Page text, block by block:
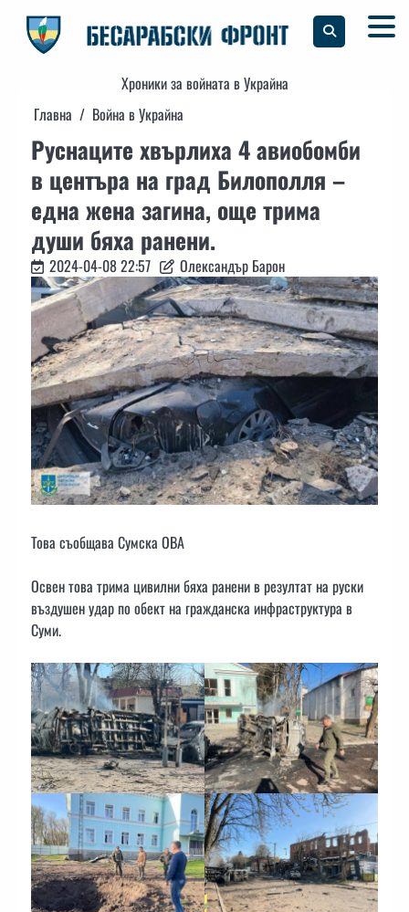
content
Хроники за войната в Украйна
Главна
Война в Украйна
Руснаците хвърлиха 4 авиобомби
в центъра на град Билополля –
една жена загина, още трима
души бяха ранени.
2024-04-08 22:57 Олександър Барон
Това съобщава Сумска ОВА
Освен това трима цивилни бяха ранени в резултат на руски
въздушен удар по обект на гражданска инфраструктура в
Суми.